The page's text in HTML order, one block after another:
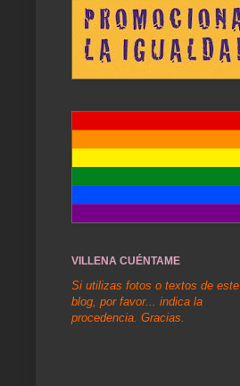
VILLENA CUÉNTAME
Si utilizas fotos o textos de este
blog, por favor... indica la
procedencia. Gracias.